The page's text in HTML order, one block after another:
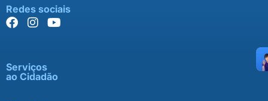
Redes sociais
Serviços
ao Cidadão